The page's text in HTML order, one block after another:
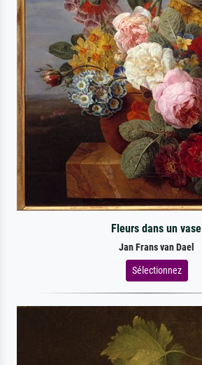
Fleurs dans un vase
Jan Frans van Dael
Sélectionnez